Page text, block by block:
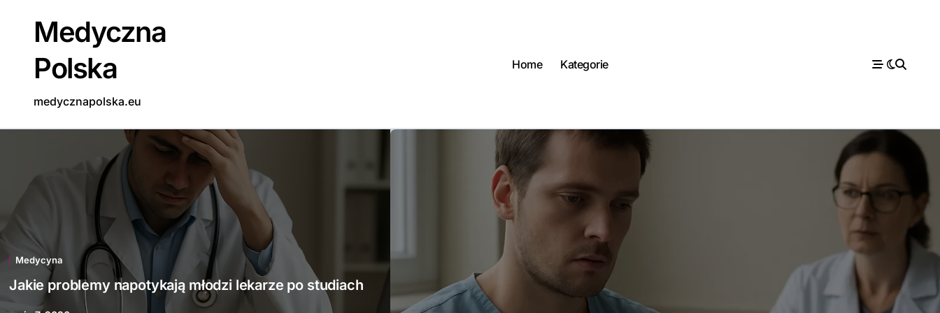
Medyczna
Polska
medycznapolska.eu
Home Kategorie
Medycyna
Jakie problemy napotykają młodzi lekarze po studiach